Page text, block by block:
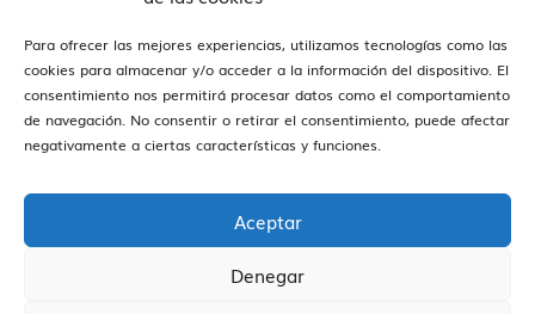
Para ofrecer las mejores experiencias, utilizamos tecnologías como las
cookies para almacenar y/o acceder a la información del dispositivo. El
consentimiento nos permitirá procesar datos como el comportamiento
de navegación. No consentir o retirar el consentimiento, puede afectar
negativamente a ciertas características y funciones.
Aceptar
Denegar
ver oficinas